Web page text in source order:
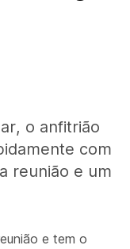
o anfitrião
com
reunião e um
e tem o